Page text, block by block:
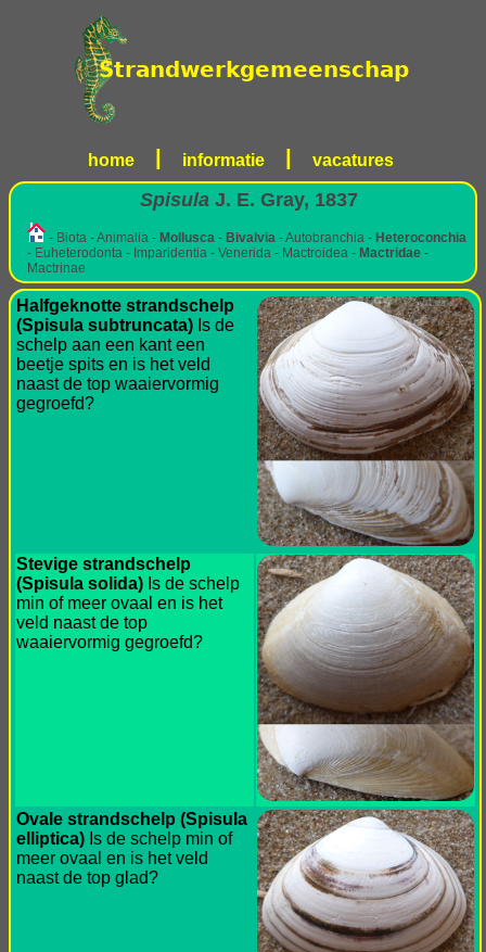
home informatie vacatures
SpisulaJ. E. Gray, 1837
- Biota - Animalia - Mollusca - Bivalvia - Autobranchia - Heteroconchia
- Euheterodonta - Imparidentia - Venerida - Mactroidea - Mactridae -
Mactrinae
Halfgeknotte strandschelp
(Spisula subtruncata) Is de
schelp aan een kant een
beetje spits en is het veld
naast de top waaiervormig
gegroefd?
Stevige strandschelp
(Spisula solida) Is de schelp
min of meer ovaal en is het
veld naast de top
waaiervormig gegroefd?
Ovale strandschelp (Spisula
elliptica) Is de schelp min of
meer ovaal en is het veld
naast de top glad?